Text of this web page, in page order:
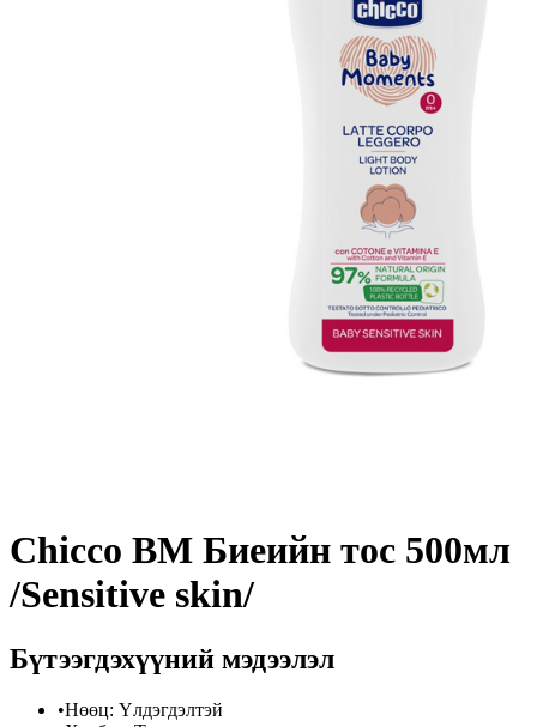
Chicco BM Биеийн тос 500мл
/Sensitive skin/
Бүтээгдэхүүний мэдээлэл
•Нөөц: Үлдэгдэлтэй